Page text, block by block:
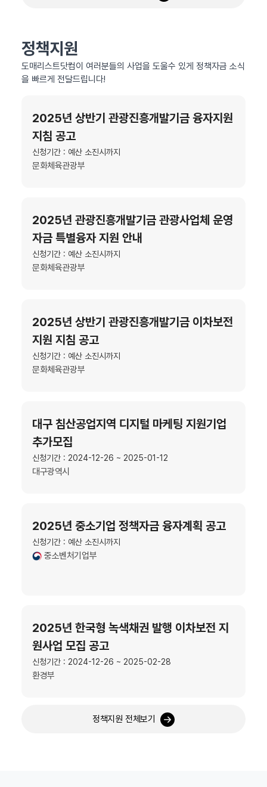
정책지원
도매리스트닷컴이 여러분들의 사업을 도울수 있게 정책자금 소식
을 빠르게 전달드립니다!
2025년 상반기 관광진흥개발기금 융자지원
지침 공고
신청기간 : 예산 소진시까지
문화체육관광부
2025년 관광진흥개발기금 관광사업체 운영
자금 특별융자 지원 안내
신청기간 : 예산 소진시까지
문화체육관광부
2025년 상반기 관광진흥개발기금 이차보전
지원 지침 공고
신청기간 : 예산 소진시까지
문화체육관광부
대구 침산공업지역 디지털 마케팅 지원기업
추가모집
신청기간 : 2024-12-26 ~ 2025-01-12
대구광역시
2025년 중소기업 정책자금 융자계획 공고
신청기간 : 예산 소진시까지
중소벤처기업부
2025년 한국형 녹색채권 발행 이차보전 지
원사업 모집 공고
신청기간 : 2024-12-26 ~ 2025-02-28
환경부
정책지원 전체보기